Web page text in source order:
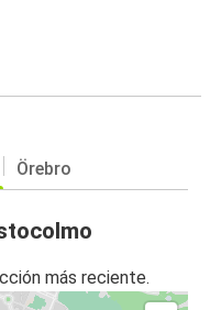
Örebro
más reciente.